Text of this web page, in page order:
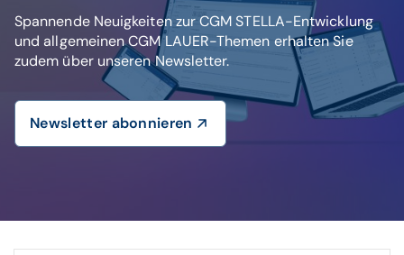
Spannende Neuigkeiten zur CGM STELLA-Entwicklung
und allgemeinen CGM LAUER-Themen erhalten Sie
zudem über unseren Newsletter.
Newsletter abonnieren